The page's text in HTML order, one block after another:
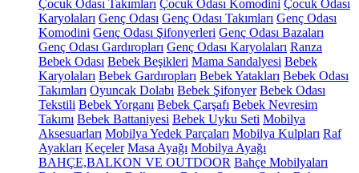
Çocuk Odası Takımları Çocuk Odası Komodini Çocuk Odası
Karyolaları Genç Odası Genç Odası Takımları Genç Odası
Komodini Genç Odası Şifonyerleri Genç Odası Bazaları
Genç Odası Gardıropları Genç Odası Karyolaları Ranza
Bebek Odası Bebek Beşikleri Mama Sandalyesi Bebek
Karyolaları Bebek Gardıropları Bebek Yatakları Bebek Odası
Takımları Oyuncak Dolabı Bebek Şifonyer Bebek Odası
Tekstili Bebek Yorganı Bebek Çarşafı Bebek Nevresim
Takımı Bebek Battaniyesi Bebek Uyku Seti Mobilya
Aksesuarları Mobilya Yedek Parçaları Mobilya Kulpları Raf
Ayakları Keçeler Masa Ayağı Mobilya Ayağı
BAHÇE,BALKON VE OUTDOOR Bahçe Mobilyaları